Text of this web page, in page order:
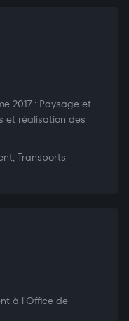
2017 : Paysage et
et réalisation des
Transports
à l'Office de